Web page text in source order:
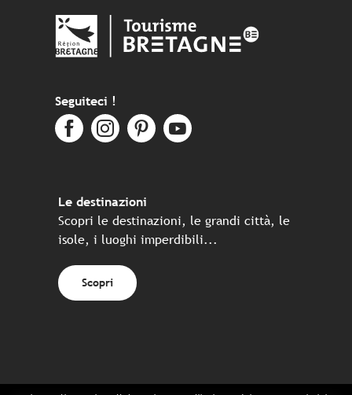
Seguiteci !
Le destinazioni
Scopri le destinazioni, le grandi città, le
isole, i luoghi imperdibili...
Scopri